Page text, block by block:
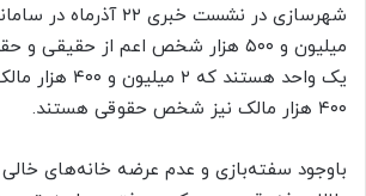
میلیون و ۵۰۰ هزار شخص اعم از
یک واحد هستند
۴۰۰ هزار مالک نیز شخص حقوقی هستند.
باوجود سفته‌بازی و عدم عرضه خانه‌های